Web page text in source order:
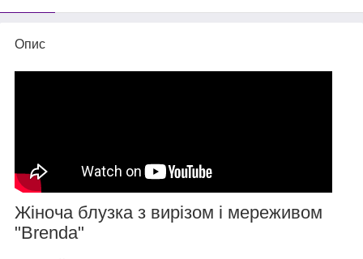
Опис
Жіноча блузка з вирізом і мереживом
"Brenda"